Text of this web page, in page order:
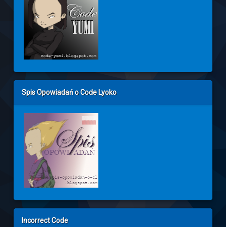
Spis Opowiadań o Code Lyoko
Incorrect Code